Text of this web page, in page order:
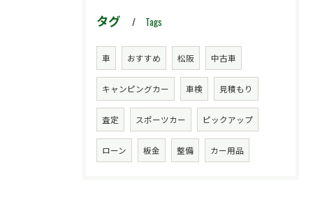
タグ Tags
車 おすすめ 松阪 中古車
キャンピングカー 車検 見積もり
査定 スポーツカー ピックアップ
ローン 板金 整備 カー用品